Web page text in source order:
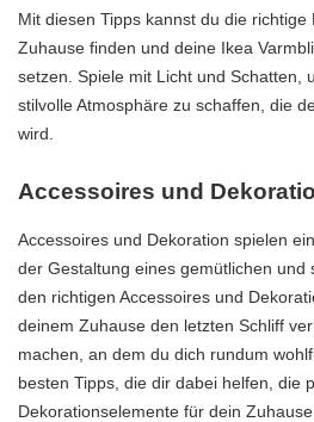
Mit diesen Tipps kannst du die richtige
Zuhause finden und deine Ikea
setzen. Spiele mit Licht und Schatten,
stilvolle Atmosphäre zu schaffen, die
wird.
Accessoires und
Accessoires und Dekoration spielen
der Gestaltung eines gemütlichen und
den richtigen Accessoires und
deinem Zuhause den letzten Schliff
machen, an dem du dich rundum
besten Tipps, die dir dabei helfen, die
Dekorationselemente für dein